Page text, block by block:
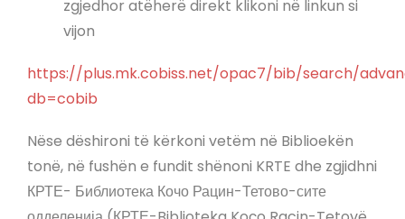
zgjedhor atëherë direkt klikoni në linkun si
vijon
https://plus.mk.cobiss.net/opac7/bib/search/
db=cobib
Nëse dëshironi të kërkoni vetëm në Biblioekën
tonë, në fushën e fundit shënoni KRTE dhe zgjidhni
КРТЕ- Библиотека Кочо Рацин-Тетово-сите